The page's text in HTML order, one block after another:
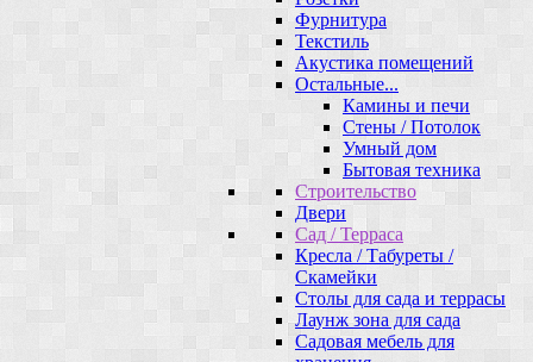
Фурнитура
Текстиль
Акустика помещений
Остальные...
Камины и печи
Стены / Потолок
Умный дом
Бытовая техника
Строительство
Двери
Сад / Терраса
Кресла / Табуреты /
Скамейки
Столы для сада и террасы
Лаунж зона для сада
Садовая мебель для